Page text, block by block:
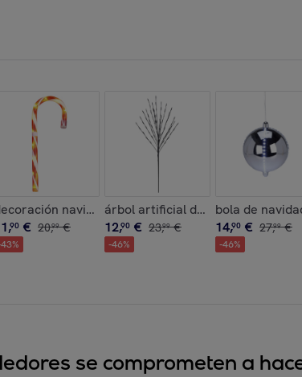
y temporizador
en papel panal de abeja color blanco, verde
cortina con 240 luces led rgb con control remoto
navideña bastón de caramelo con luces
,90 € 20,99 €
43%
árbol artificial de 110cm con 80
12,90 € 23,99 €
-46%
bola de
14,90 € 27,99 €
-46%
se comprometen a